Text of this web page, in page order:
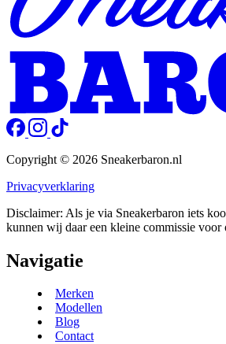
Copyright © 2026 Sneakerbaron.nl
Privacyverklaring
Disclaimer: Als je via Sneakerbaron iets
kunnen wij daar een kleine commissie voor
Navigatie
Merken
Modellen
Blog
Contact